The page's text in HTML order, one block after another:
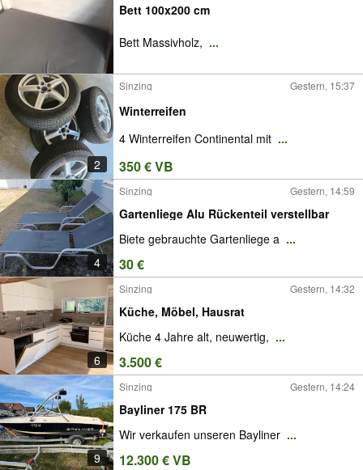
Bett 100x200 cm
Bett Massivholz, ...
2
Sinzing Gestern, 15:37
Winterreifen
4 Winterreifen Continental mit ...
350 € VB
4
Sinzing Gestern, 14:59
Gartenliege Alu Rückenteil verstellbar
Biete gebrauchte Gartenliege a ...
30 €
6
Sinzing Gestern, 14:32
Küche, Möbel, Hausrat
Küche 4 Jahre alt, neuwertig, ...
3.500 €
9
Sinzing Gestern, 14:24
Bayliner 175 BR
Wir verkaufen unseren Bayliner ...
12.300 € VB